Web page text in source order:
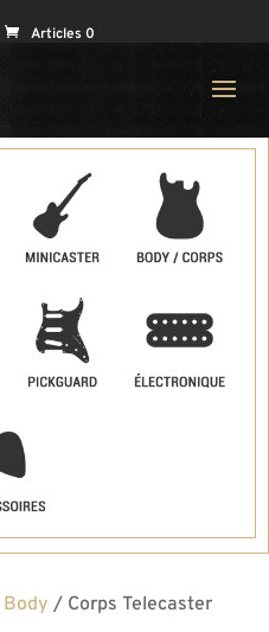
Articles 0
Body / Corps Telecaster